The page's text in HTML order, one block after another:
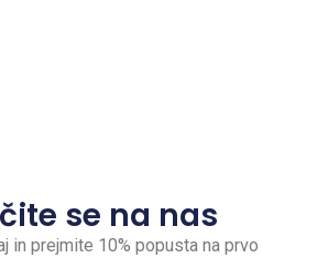
se na nas
in prejmite 10% popusta na prvo